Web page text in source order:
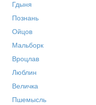
Гдыня
Познань
Ойцов
Мальборк
Вроцлав
Люблин
Величка
Пшемысль